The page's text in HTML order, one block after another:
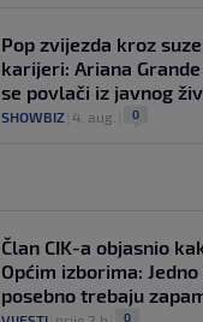
Pop zvijezda kroz
karijeri: Ariana
se povlači iz javnog
SHOWBIZ 4. aug. 0
Član CIK-a objasnio
Općim izborima:
posebno trebaju
0